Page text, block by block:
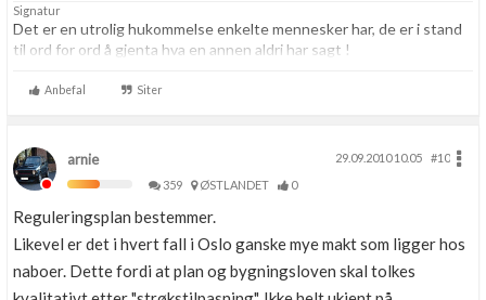
Signatur
Det er en utrolig hukommelse enkelte mennesker har, de er i stand
til ord for ord å gjenta hva en annen aldri har sagt !
Anbefal Siter
arnie 29.09.2010 10.05
#10
359
ØSTLANDET 0
Reguleringsplan bestemmer.
Likevel er det i hvert fall i Oslo ganske mye makt som ligger hos
naboer. Dette fordi at plan og bygningsloven skal tolkes